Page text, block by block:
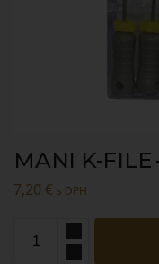
MANI K-FILE
7,20 € s DPH